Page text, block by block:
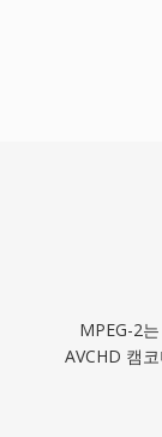
같은 저
을 제공
및 위성
DVD 디
MPEG-2
AVCHD 캠